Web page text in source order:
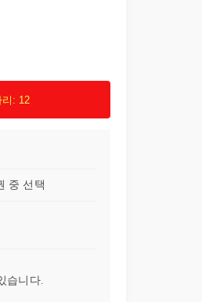
리: 12
중 선택
습니다.